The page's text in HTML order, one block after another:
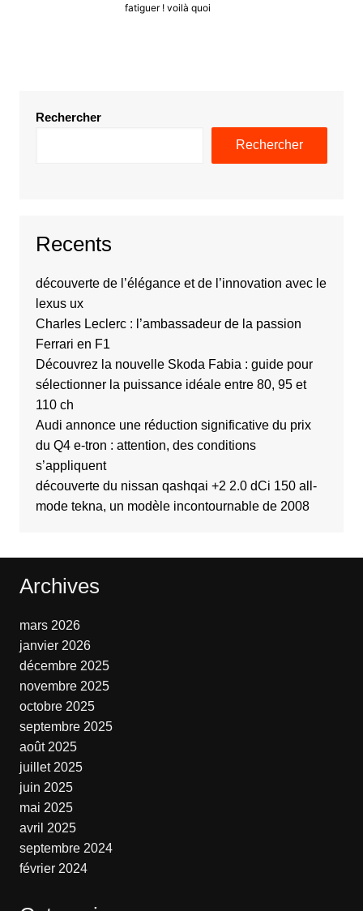
fatiguer ! voilà quoi
Rechercher
Rechercher
Recents
découverte de l’élégance et de l’innovation avec le
lexus ux
Charles Leclerc : l’ambassadeur de la passion
Ferrari en F1
Découvrez la nouvelle Skoda Fabia : guide pour
sélectionner la puissance idéale entre 80, 95 et
110 ch
Audi annonce une réduction significative du prix
du Q4 e-tron : attention, des conditions
s’appliquent
découverte du nissan qashqai +2 2.0 dCi 150 all-
mode tekna, un modèle incontournable de 2008
Archives
mars 2026
janvier 2026
décembre 2025
novembre 2025
octobre 2025
septembre 2025
août 2025
juillet 2025
juin 2025
mai 2025
avril 2025
septembre 2024
février 2024